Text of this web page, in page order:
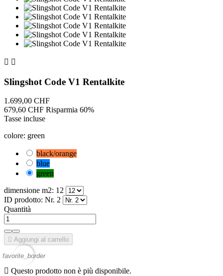
 
Slingshot Code V1 Rentalkite
1.699,00 CHF
679,60 CHF Risparmia 60%
Tasse incluse
colore: green
black/orange
blue
green
dimensione m2: 12
ID prodotto: Nr. 2
Quantità
 Aggiungi al carrello
favorite_border
 Questo prodotto non è più disponibile.